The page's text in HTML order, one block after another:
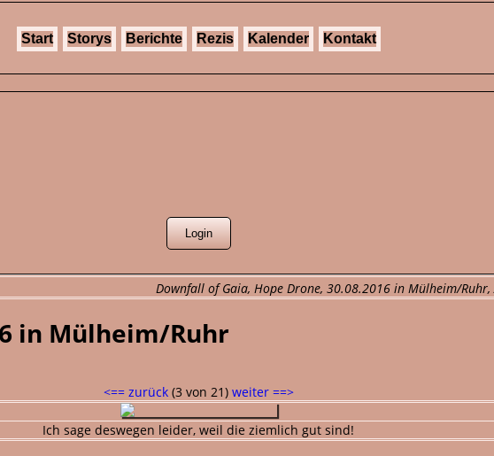
Start Storys Berichte Rezis Kalender Kontakt
Downfall of Gaia, Hope Drone, 30.08.2016 in Mülheim/
in Mülheim/Ruhr
<== zurück(3 von 21) weiter ==>
Ich sage deswegen leider, weil die ziemlich gut sind!